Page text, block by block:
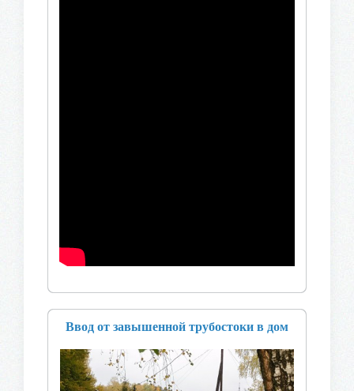
Ввод от завышенной трубостоки в дом